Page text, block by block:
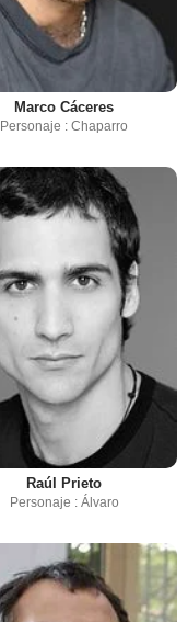
Marco Cáceres
Personaje : Chaparro
Raúl Prieto
Personaje : Álvaro